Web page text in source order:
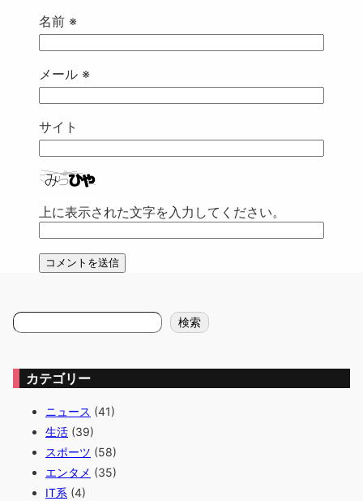
名前 ※
メール ※
サイト
上に表示された文字を入力してください。
検
索
検索
カテゴリー
ニュース (41)
生活 (39)
スポーツ (58)
エンタメ (35)
IT系 (4)